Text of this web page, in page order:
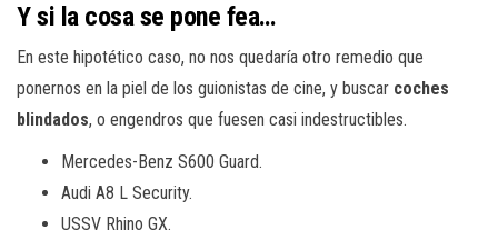
Y si la cosa se pone fea…
En este hipotético caso, no nos quedaría otro remedio que
ponernos en la piel de los guionistas de cine, y buscar coches
blindados, o engendros que fuesen casi indestructibles.
Mercedes-Benz S600 Guard.
Audi A8 L Security.
USSV Rhino GX.